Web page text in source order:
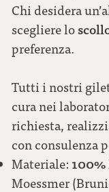
Chi desidera
scegliere lo
preferenza.
Tutti i nostri
cura nei
richiesta,
con consulenza
Materiale:
Moessmer